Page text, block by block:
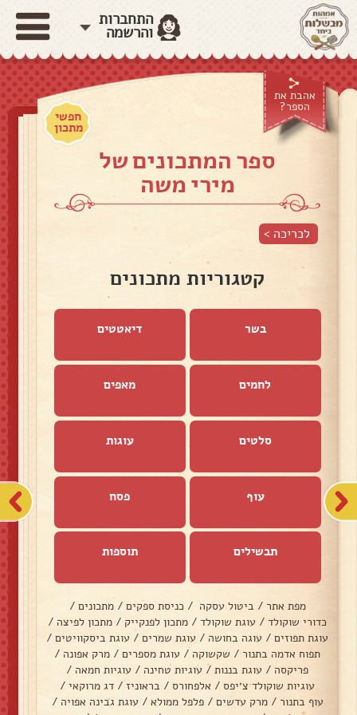
התחברות
והרשמה
אהבת את
הספר?
חפשי
מתכון
ספר המתכונים של
מירי משה
לכריכה >
קטגוריות מתכונים
בשר דיאטטים
לחמים מאפים
סלטים עוגות
עוף פסח
תבשילים תוספות
מפת אתר / ביטול עסקה / כניסת ספקים / מתכונים /
כדורי שוקולד / עוגת שוקולד / מתכון לפנקייק / מתכון לפיצה /
עוגת תפוזים / עוגה בחושה / עוגת שמרים / עוגת ביסקוויטים /
תפוח אדמה בתנור/ שקשוקה / עוגת מספרים / מרק אפונה /
פריקסה / עוגת בננות / עוגיות טחינה / עוגיות חמאה /
עוגיות שוקולד צ׳יפס / אלפחורס / בראוניז / דג מרוקאי /
עוף בתנור / מרק עדשים / פלפל ממולא / עוגת גבינה אפויה /